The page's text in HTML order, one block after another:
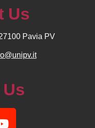
Us
Pavia PV